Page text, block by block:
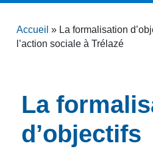
et d’animations
Projets
– Jumelage
Accueil » La formalisation
l’action sociale à Trélazé
La
d’objectifs